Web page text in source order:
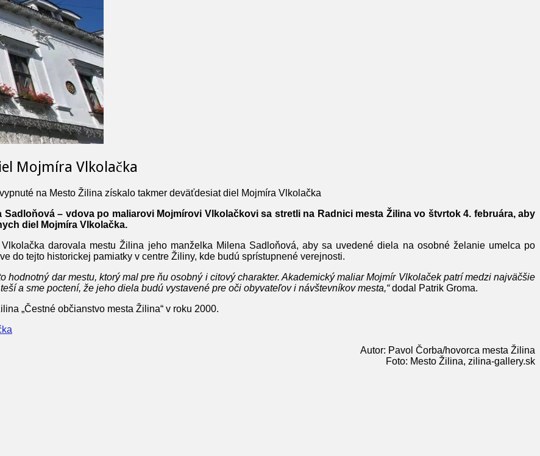
Mojmíra Vlkolačka
na Mesto Žilina získalo takmer deväťdesiat diel Mojmíra Vlkolačka
Sadloňová – vdova po maliarovi Mojmírovi Vlkolačkovi sa stretli na Radnici mesta Žilina vo štvrtok 4. februára, aby
diel Mojmíra Vlkolačka.
darovala mestu Žilina jeho manželka Milena Sadloňová, aby sa uvedené diela na osobné želanie umelca po
do tejto historickej pamiatky v centre Žiliny, kde budú sprístupnené verejnosti.
dar mestu, ktorý mal pre ňu osobný i citový charakter. Akademický maliar Mojmír Vlkolaček patrí medzi najväčšie
a sme poctení, že jeho diela budú vystavené pre oči obyvateľov i návštevníkov mesta,“dodal Patrik Groma.
„Čestné občianstvo mesta Žilina“ v roku 2000.
Autor: Pavol Čorba/hovorca mesta Žilina
Foto: Mesto Žilina, zilina-gallery.sk